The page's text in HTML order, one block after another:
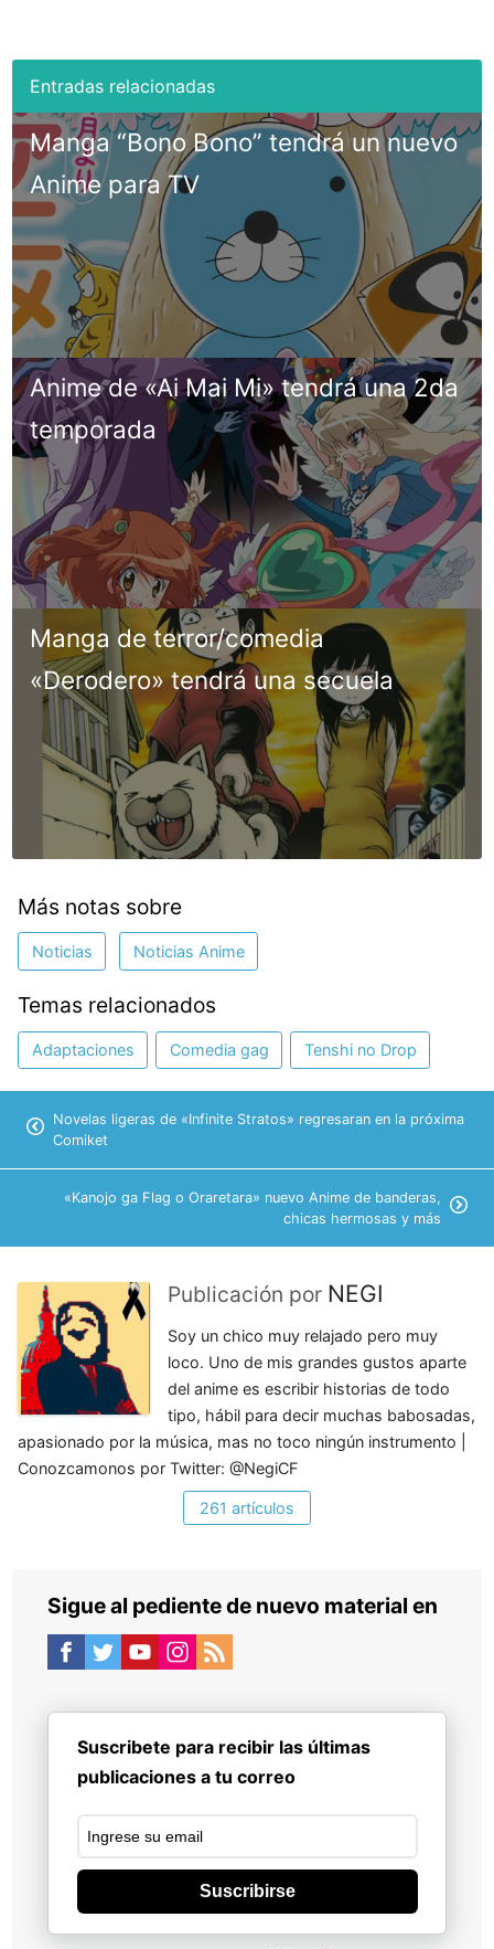
Manga “Bono Bono” tendrá un nuevo
Anime para TV
Anime de «Ai Mai Mi» tendrá una 2da
temporada
Manga de terror/comedia
«Derodero» tendrá una secuela
Más notas sobre
Noticias Noticias Anime
Temas relacionados
Adaptaciones Comedia gag Tenshi no Drop
Novelas ligeras de «Infinite Stratos» regresaran en la próxima
Comiket
«Kanojo ga Flag o Oraretara» nuevo Anime de banderas,
chicas hermosas y más
Publicación por NEGI
Soy un chico muy relajado pero muy
loco. Uno de mis grandes gustos aparte
del anime es escribir historias de todo
tipo, hábil para decir muchas babosadas,
apasionado por la música, mas no toco ningún instrumento |
Conozcamonos por Twitter: @NegiCF
261 artículos
Sigue al pediente de nuevo material en
Suscribete para recibir las últimas
publicaciones a tu correo
Suscribirse